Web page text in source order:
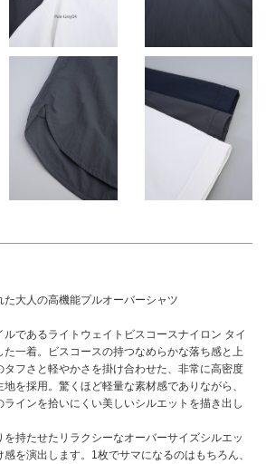
大人の高機能プルオーバーシャツ
であるライトウェイトビスコースナイロン タイ
一着。ビスコースの持つなめらかな落ち感と上
フさと軽やかさを掛け合わせた、非常に高密度
を採用。驚くほど軽量な素材感でありながら、
インを拾いにくい美しいシルエットを描き出し
持たせたリラクシーなオーバーサイズシルエッ
を演出します。1枚でサマになるのはもちろん、